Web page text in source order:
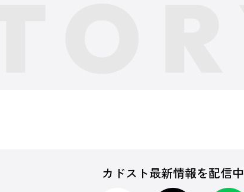
カドスト最新情報を配信中